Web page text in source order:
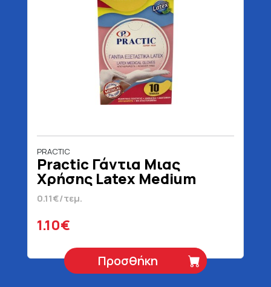
PRACTIC
Practic Γάντια Μιας
Χρήσης Latex Medium
Χωρίς Πούδρα 10 Τεμάχια
0.11€/τεμ.
1.10€
Προσθήκη